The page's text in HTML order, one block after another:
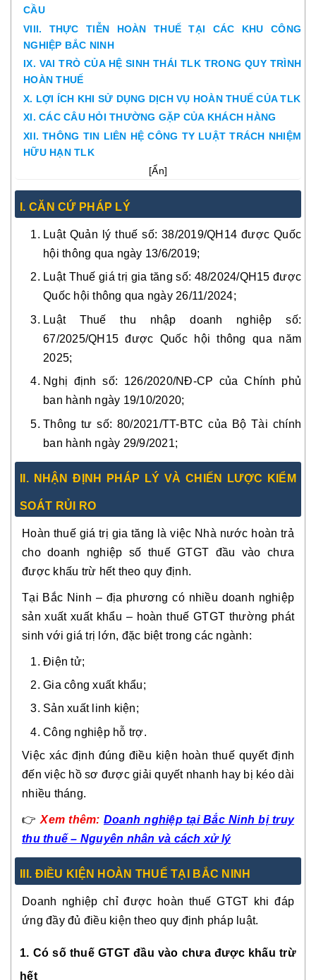
CẦU
VIII. THỰC TIỄN HOÀN THUẾ TẠI CÁC KHU CÔNG
NGHIỆP BẮC NINH
IX. VAI TRÒ CỦA HỆ SINH THÁI TLK TRONG QUY TRÌNH
HOÀN THUẾ
X. LỢI ÍCH KHI SỬ DỤNG DỊCH VỤ HOÀN THUẾ CỦA TLK
XI. CÁC CÂU HỎI THƯỜNG GẶP CỦA KHÁCH HÀNG
XII. THÔNG TIN LIÊN HỆ CÔNG TY LUẬT TRÁCH NHIỆM
HỮU HẠN TLK
[Ẩn]
I. CĂN CỨ PHÁP LÝ
Luật Quản lý thuế số: 38/2019/QH14 được Quốc
hội thông qua ngày 13/6/2019;
Luật Thuế giá trị gia tăng số: 48/2024/QH15 được
Quốc hội thông qua ngày 26/11/2024;
Luật Thuế thu nhập doanh nghiệp số:
67/2025/QH15 được Quốc hội thông qua năm
2025;
Nghị định số: 126/2020/NĐ-CP của Chính phủ
ban hành ngày 19/10/2020;
Thông tư số: 80/2021/TT-BTC của Bộ Tài chính
ban hành ngày 29/9/2021;
II. NHẬN ĐỊNH PHÁP LÝ VÀ CHIẾN LƯỢC KIỂM
SOÁT RỦI RO
Hoàn thuế giá trị gia tăng là việc Nhà nước hoàn trả
cho doanh nghiệp số thuế GTGT đầu vào chưa
được khấu trừ hết theo quy định.
Tại Bắc Ninh – địa phương có nhiều doanh nghiệp
sản xuất xuất khẩu – hoàn thuế GTGT thường phát
sinh với giá trị lớn, đặc biệt trong các ngành:
Điện tử;
Gia công xuất khẩu;
Sản xuất linh kiện;
Công nghiệp hỗ trợ.
Việc xác định đúng điều kiện hoàn thuế quyết định
đến việc hồ sơ được giải quyết nhanh hay bị kéo dài
nhiều tháng.
👉Xem thêm: Doanh nghiệp tại Bắc Ninh bị truy
thu thuế – Nguyên nhân và cách xử lý
III. ĐIỀU KIỆN HOÀN THUẾ TẠI BẮC NINH
Doanh nghiệp chỉ được hoàn thuế GTGT khi đáp
ứng đầy đủ điều kiện theo quy định pháp luật.
1. Có số thuế GTGT đầu vào chưa được khấu trừ
hết